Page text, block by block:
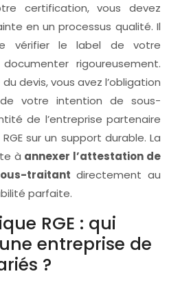
certification, vous devez
en un processus qualité. Il
vérifier le label de votre
rigoureusement.
devis, vous avez l’obligation
votre intention de sous-
de l’entreprise partenaire
sur un support durable. La
à annexer l’attestation de
traitant directement au
parfaite.
RGE : qui
entreprise de
?